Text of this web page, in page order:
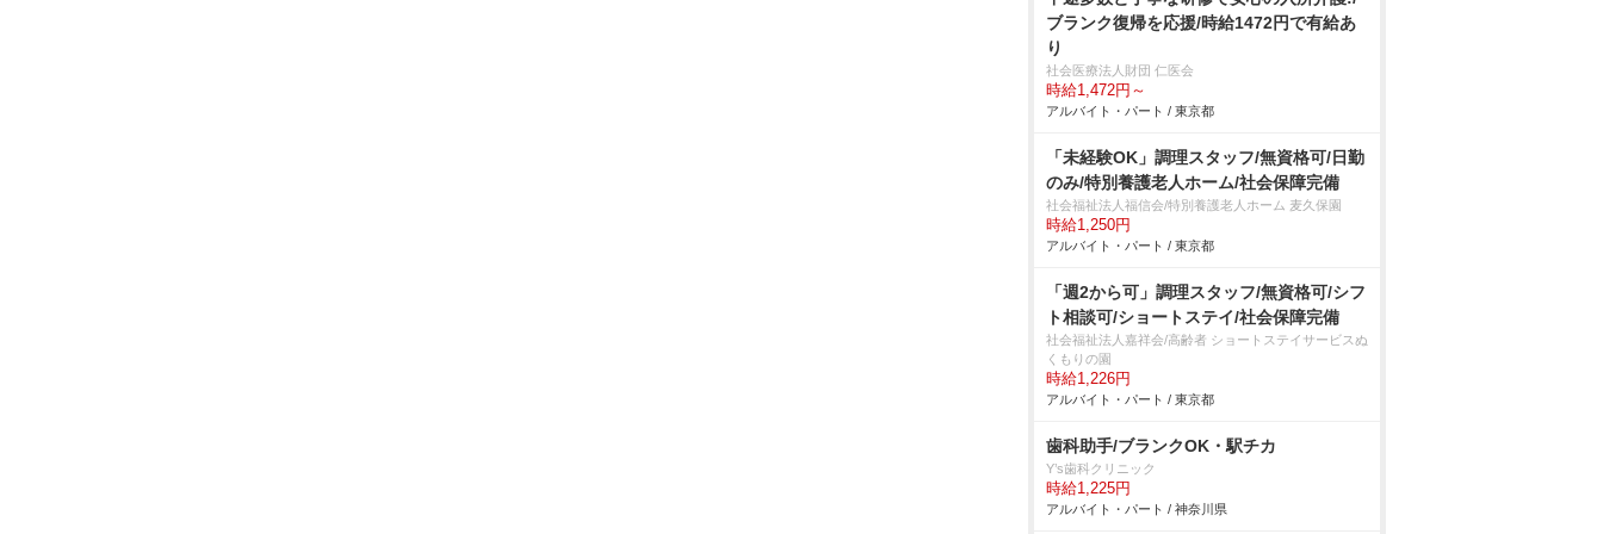
ブランク復帰を応援/時給1472円で有給あ
り
社会医療法人財団 仁医会
時給1,472円～
アルバイト・パート / 東京都
「未経験OK」調理スタッフ/無資格可/日勤
のみ/特別養護老人ホーム/社会保障完備
社会福祉法人福信会/特別養護老人ホーム 麦久保園
時給1,250円
アルバイト・パート / 東京都
「週2から可」調理スタッフ/無資格可/シフ
ト相談可/ショートステイ/社会保障完備
社会福祉法人嘉祥会/高齢者 ショートステイサービスぬ
くもりの園
時給1,226円
アルバイト・パート / 東京都
歯科助手/ブランクOK・駅チカ
Y’s歯科クリニック
時給1,225円
アルバイト・パート / 神奈川県